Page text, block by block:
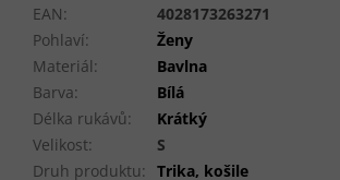
EAN:
4028173263271
Pohlaví:
Ženy
Materiál:
Bavlna
Barva:
Bílá
Délka rukávů:
Krátký
Velikost:
S
Druh produktu: Trika, košile